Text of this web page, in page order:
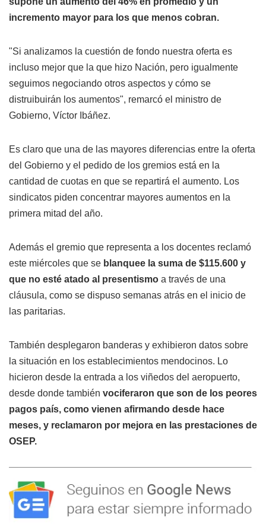
incremento mayor para los que menos cobran.
"Si analizamos la cuestión de fondo nuestra oferta es
incluso mejor que la que hizo Nación, pero igualmente
seguimos negociando otros aspectos y cómo se
distruibuirán los aumentos", remarcó el ministro de
Gobierno, Víctor Ibáñez.
Es claro que una de las mayores diferencias entre la oferta
del Gobierno y el pedido de los gremios está en la
cantidad de cuotas en que se repartirá el aumento. Los
sindicatos piden concentrar mayores aumentos en la
primera mitad del año.
Además el gremio que representa a los docentes reclamó
este miércoles que se blanquee la suma de $115.600 y
que no esté atado al presentismo a través de una
cláusula, como se dispuso semanas atrás en el inicio de
las paritarias.
También desplegaron banderas y exhibieron datos sobre
la situación en los establecimientos mendocinos. Lo
hicieron desde la entrada a los viñedos del aeropuerto,
desde donde también vociferaron que son de los peores
pagos país, como vienen afirmando desde hace
meses, y reclamaron por mejora en las prestaciones de
OSEP.